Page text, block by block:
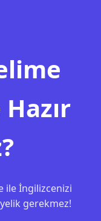
ile İngilizcenizi
gerekmez!